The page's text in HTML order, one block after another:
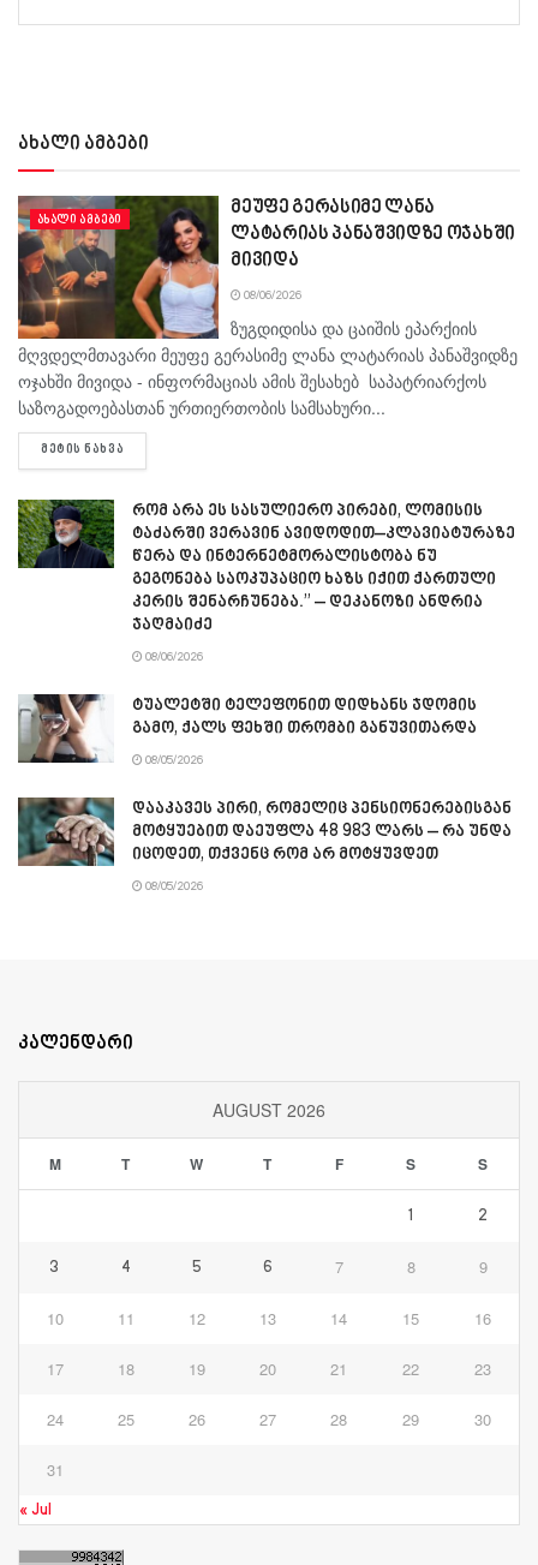
ახალი ამბები
ᲐᲮᲐᲚᲘ ᲐᲛᲑᲔᲑᲘ
მეუფე გერასიმე ლანა
ლატარიას პანაშვიდზე ოჯახში
მივიდა
08/06/2026
ზუგდიდისა და ცაიშის ეპარქიის
მღვდელმთავარი მეუფე გერასიმე ლანა ლატარიას პანაშვიდზე
ოჯახში მივიდა - ინფორმაციას ამის შესახებ საპატრიარქოს
საზოგადოებასთან ურთიერთობის სამსახური...
ᲛᲔᲢᲘᲡ ᲜᲐᲮᲕᲐ
რომ არა ეს სასულიერო პირები, ლომისის
ტაძარში ვერავინ ავიდოდით–კლავიატურაზე
წერა და ინტერნეტმორალისტობა ნუ
გეგონება საოკუპაციო ხაზს იქით ქართული
კერის შენარჩუნება.” – დეკანოზი ანდრია
ჯაღმაიძე
08/06/2026
ტუალეტში ტელეფონით დიდხანს ჯდომის
გამო, ქალს ფეხში თრომბი განუვითარდა
08/05/2026
დააკავეს პირი, რომელიც პენსიონერებისგან
მოტყუებით დაეუფლა 48 983 ლარს – რა უნდა
იცოდეთ, თქვენც რომ არ მოტყუვდეთ
08/05/2026
კალენდარი
AUGUST 2026
M T W T F S S
1 2
3 4 5 6 7 8 9
10 11 12 13 14 15 16
17 18 19 20 21 22 23
24 25 26 27 28 29 30
31
« Jul